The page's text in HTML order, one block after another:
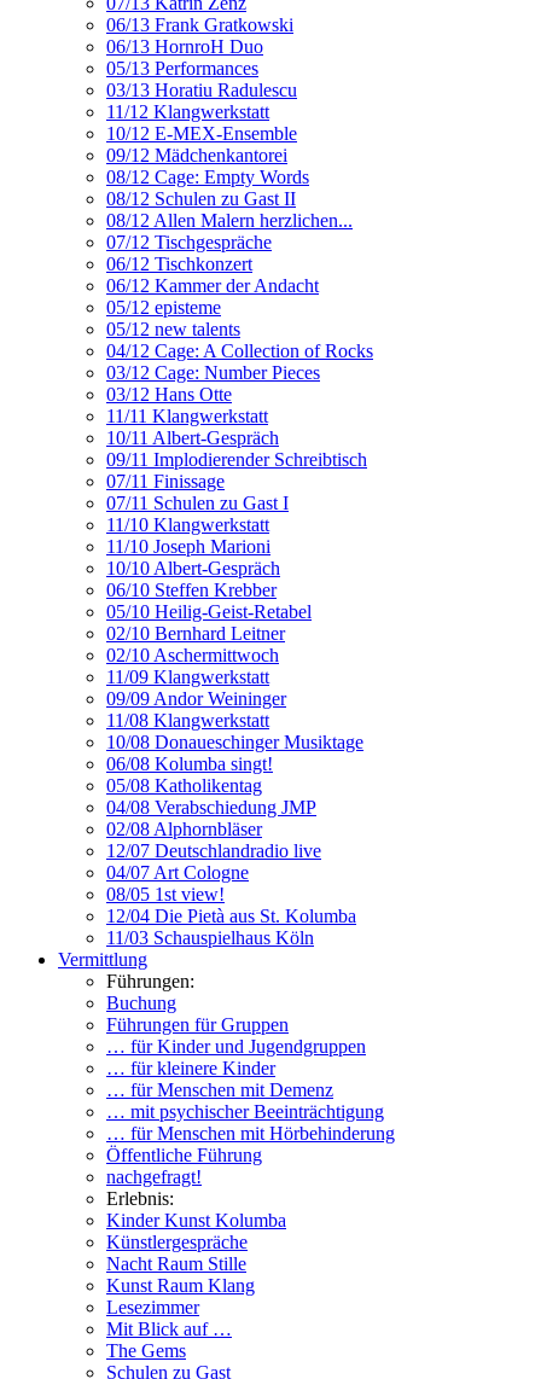
06/13 Frank Gratkowski
06/13 HornroH Duo
05/13 Performances
03/13 Horatiu Radulescu
11/12 Klangwerkstatt
10/12 E-MEX-Ensemble
09/12 Mädchenkantorei
08/12 Cage: Empty Words
08/12 Schulen zu Gast II
08/12 Allen Malern herzlichen...
07/12 Tischgespräche
06/12 Tischkonzert
06/12 Kammer der Andacht
05/12 episteme
05/12 new talents
04/12 Cage: A Collection of Rocks
03/12 Cage: Number Pieces
03/12 Hans Otte
11/11 Klangwerkstatt
10/11 Albert-Gespräch
09/11 Implodierender Schreibtisch
07/11 Finissage
07/11 Schulen zu Gast I
11/10 Klangwerkstatt
11/10 Joseph Marioni
10/10 Albert-Gespräch
06/10 Steffen Krebber
05/10 Heilig-Geist-Retabel
02/10 Bernhard Leitner
02/10 Aschermittwoch
11/09 Klangwerkstatt
09/09 Andor Weininger
11/08 Klangwerkstatt
10/08 Donaueschinger Musiktage
06/08 Kolumba singt!
05/08 Katholikentag
04/08 Verabschiedung JMP
02/08 Alphornbläser
12/07 Deutschlandradio live
04/07 Art Cologne
08/05 1st view!
12/04 Die Pietà aus St. Kolumba
11/03 Schauspielhaus Köln
Vermittlung
Führungen:
Buchung
Führungen für Gruppen
… für Kinder und Jugendgruppen
… für kleinere Kinder
… für Menschen mit Demenz
… mit psychischer Beeinträchtigung
… für Menschen mit Hörbehinderung
Öffentliche Führung
nachgefragt!
Erlebnis:
Kinder Kunst Kolumba
Künstlergespräche
Nacht Raum Stille
Kunst Raum Klang
Lesezimmer
Mit Blick auf …
The Gems
Schulen zu Gast